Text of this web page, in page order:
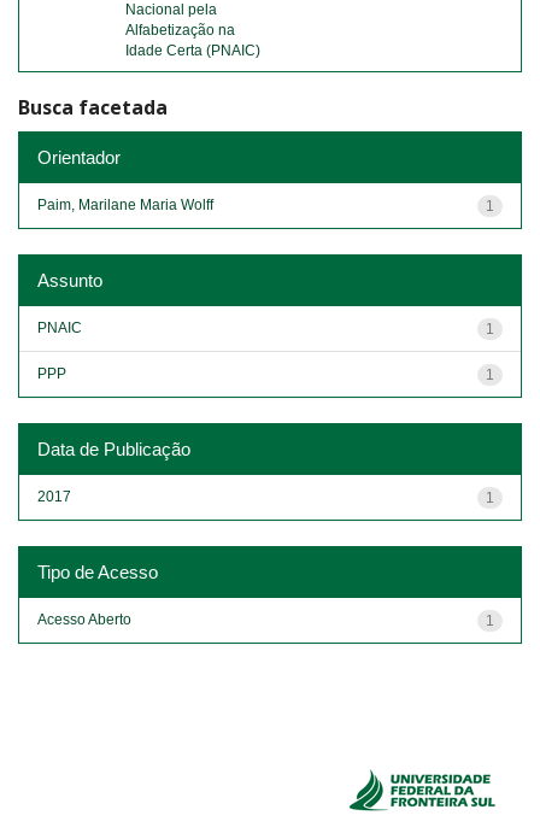
Nacional pela
Alfabetização na
Idade Certa (PNAIC)
Busca facetada
Orientador
1
Paim, Marilane Maria Wolff
Assunto
1
PNAIC
1
PPP
Data de Publicação
1
2017
Tipo de Acesso
1
Acesso Aberto